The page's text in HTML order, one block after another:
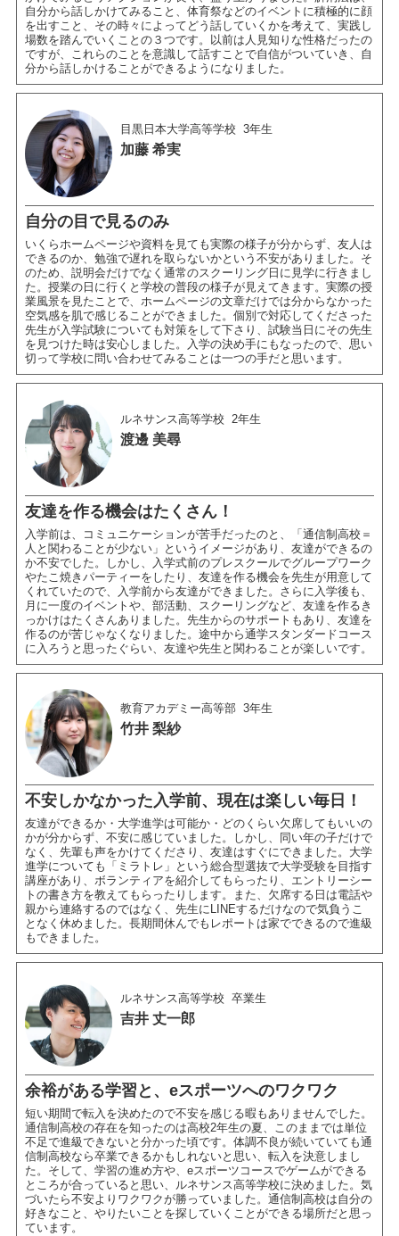
自分から話しかけてみること、体育祭などのイベントに積極的に顔
を出すこと、その時々によってどう話していくかを考えて、実践し
場数を踏んでいくことの３つです。以前は人見知りな性格だったの
ですが、これらのことを意識して話すことで自信がついていき、自
分から話しかけることができるようになりました。
目黒日本大学高等学校 3年生
加藤 希実
自分の目で見るのみ
いくらホームページや資料を見ても実際の様子が分からず、友人は
できるのか、勉強で遅れを取らないかという不安がありました。そ
のため、説明会だけでなく通常のスクーリング日に見学に行きまし
た。授業の日に行くと学校の普段の様子が見えてきます。実際の授
業風景を見たことで、ホームページの文章だけでは分からなかった
空気感を肌で感じることができました。個別で対応してくださった
先生が入学試験についても対策をして下さり、試験当日にその先生
を見つけた時は安心しました。入学の決め手にもなったので、思い
切って学校に問い合わせてみることは一つの手だと思います。
ルネサンス高等学校 2年生
渡邊 美尋
友達を作る機会はたくさん！
入学前は、コミュニケーションが苦手だったのと、「通信制高校＝
人と関わることが少ない」というイメージがあり、友達ができるの
か不安でした。しかし、入学式前のプレスクールでグループワーク
やたこ焼きパーティーをしたり、友達を作る機会を先生が用意して
くれていたので、入学前から友達ができました。さらに入学後も、
月に一度のイベントや、部活動、スクーリングなど、友達を作るき
っかけはたくさんありました。先生からのサポートもあり、友達を
作るのが苦じゃなくなりました。途中から通学スタンダードコース
に入ろうと思ったぐらい、友達や先生と関わることが楽しいです。
教育アカデミー高等部 3年生
竹井 梨紗
不安しかなかった入学前、現在は楽しい毎日！
友達ができるか・大学進学は可能か・どのくらい欠席してもいいの
かが分からず、不安に感じていました。しかし、同い年の子だけで
なく、先輩も声をかけてくださり、友達はすぐにできました。大学
進学についても「ミラトレ」という総合型選抜で大学受験を目指す
講座があり、ボランティアを紹介してもらったり、エントリーシー
トの書き方を教えてもらったりします。また、欠席する日は電話や
親から連絡するのではなく、先生にLINEするだけなので気負うこ
となく休めました。長期間休んでもレポートは家でできるので進級
もできました。
ルネサンス高等学校 卒業生
吉井 丈一郎
余裕がある学習と、eスポーツへのワクワク
短い期間で転入を決めたので不安を感じる暇もありませんでした。
通信制高校の存在を知ったのは高校2年生の夏、このままでは単位
不足で進級できないと分かった頃です。体調不良が続いていても通
信制高校なら卒業できるかもしれないと思い、転入を決意しまし
た。そして、学習の進め方や、eスポーツコースでゲームができる
ところが合っていると思い、ルネサンス高等学校に決めました。気
づいたら不安よりワクワクが勝っていました。通信制高校は自分の
好きなこと、やりたいことを探していくことができる場所だと思っ
ています。